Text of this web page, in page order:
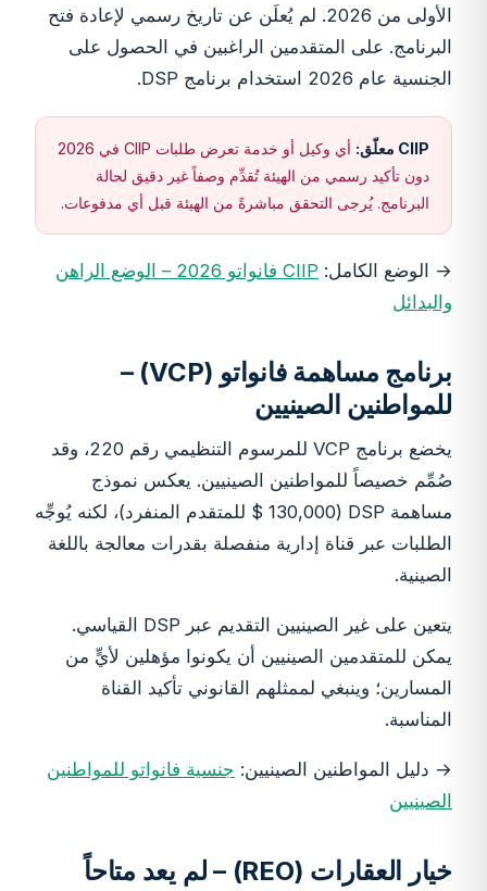
الأولى من 2026. لم يُعلَن عن تاريخ رسمي لإعادة فتح
البرنامج. على المتقدمين الراغبين في الحصول على
الجنسية عام 2026 استخدام برنامج DSP.
CIIP معلّق:
أي وكيل أو خدمة تعرض طلبات CIIP في 2026
دون تأكيد رسمي من الهيئة تُقدِّم وصفاً غير دقيق لحالة
البرنامج. يُرجى التحقق مباشرةً من الهيئة قبل أي مدفوعات.
→ الوضع الكامل:
CIIP فانواتو 2026 – الوضع الراهن
والبدائل
برنامج مساهمة فانواتو (VCP) –
للمواطنين الصينيين
يخضع برنامج VCP للمرسوم التنظيمي رقم 220، وقد
صُمِّم خصيصاً للمواطنين الصينيين. يعكس نموذج
مساهمة DSP (130,000 $ للمتقدم المنفرد)، لكنه يُوجِّه
الطلبات عبر قناة إدارية منفصلة بقدرات معالجة باللغة
الصينية.
يتعين على غير الصينيين التقديم عبر DSP القياسي.
يمكن للمتقدمين الصينيين أن يكونوا مؤهلين لأيٍّ من
المسارين؛ وينبغي لممثلهم القانوني تأكيد القناة
المناسبة.
→ دليل المواطنين الصينيين: جنسية فانواتو للمواطنين
الصينيين
خيار العقارات (REO) – لم يعد متاحاً